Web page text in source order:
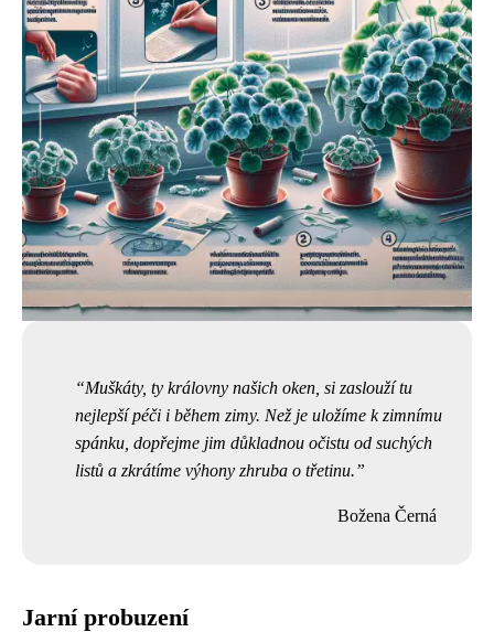
Muškáty, ty královny našich oken, si zaslouží tu
nejlepší péči i během zimy. Než je uložíme k zimnímu
spánku, dopřejme jim důkladnou očistu od suchých
listů a zkrátíme výhony zhruba o třetinu.
Božena Černá
Jarní probuzení